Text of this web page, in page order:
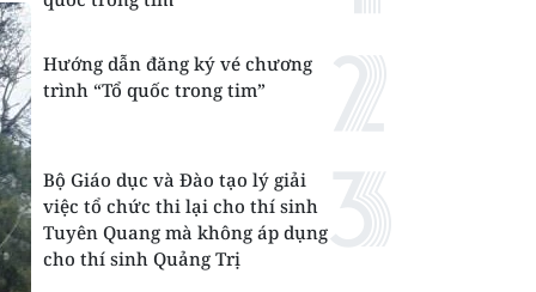
Hướng dẫn đăng ký vé chương
trình “Tổ quốc trong tim”
Bộ Giáo dục và Đào tạo lý giải
việc tổ chức thi lại cho thí sinh
Tuyên Quang mà không áp dụng
cho thí sinh Quảng Trị